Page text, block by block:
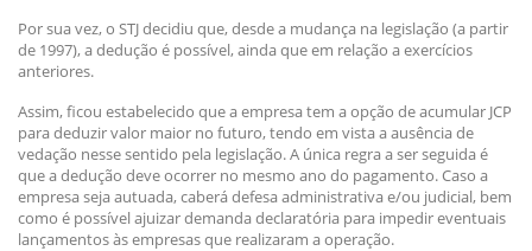
Por sua vez, o STJ decidiu que, desde a mudança na legislação (a partir
de 1997), a dedução é possível, ainda que em relação a exercícios
anteriores.
Assim, ficou estabelecido que a empresa tem a opção de acumular JCP
para deduzir valor maior no futuro, tendo em vista a ausência de
vedação nesse sentido pela legislação. A única regra a ser seguida é
que a dedução deve ocorrer no mesmo ano do pagamento. Caso a
empresa seja autuada, caberá defesa administrativa e/ou judicial, bem
como é possível ajuizar demanda declaratória para impedir eventuais
lançamentos às empresas que realizaram a operação.